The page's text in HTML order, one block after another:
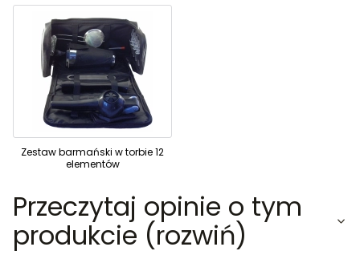
Zestaw barmański w torbie 12
elementów
Przeczytaj opinie o tym
produkcie (rozwiń)